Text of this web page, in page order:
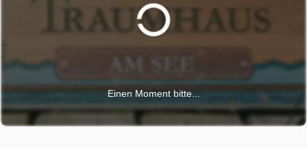
Einen Moment bitte...